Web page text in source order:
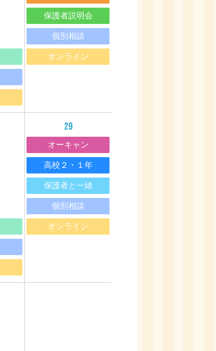
保護者説明会
個別相談
オンライン
29
オーキャン
高校２・１年
保護者と一緒
個別相談
オンライン